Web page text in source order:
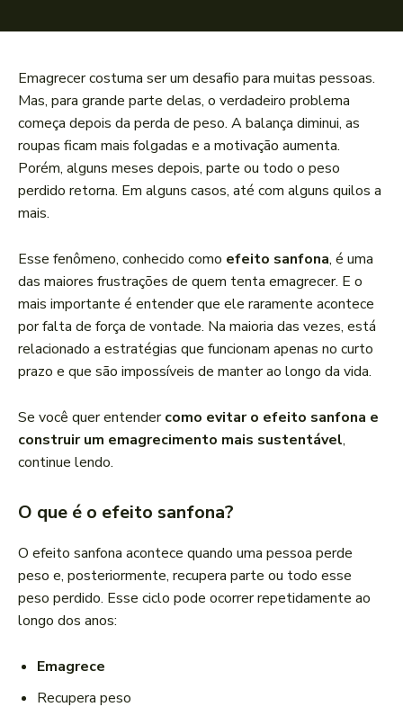
Emagrecer costuma ser um desafio para muitas pessoas.
Mas, para grande parte delas, o verdadeiro problema
começa depois da perda de peso. A balança diminui, as
roupas ficam mais folgadas e a motivação aumenta.
Porém, alguns meses depois, parte ou todo o peso
perdido retorna. Em alguns casos, até com alguns quilos a
mais.
Esse fenômeno, conhecido como efeito sanfona, é uma
das maiores frustrações de quem tenta emagrecer. E o
mais importante é entender que ele raramente acontece
por falta de força de vontade. Na maioria das vezes, está
relacionado a estratégias que funcionam apenas no curto
prazo e que são impossíveis de manter ao longo da vida.
Se você quer entendercomo evitar o efeito sanfona e
construir um emagrecimento mais sustentável,
continue lendo.
O que é o efeito sanfona?
O efeito sanfona acontece quando uma pessoa perde
peso e, posteriormente, recupera parte ou todo esse
peso perdido. Esse ciclo pode ocorrer repetidamente ao
longo dos anos:
Emagrece
Recupera peso